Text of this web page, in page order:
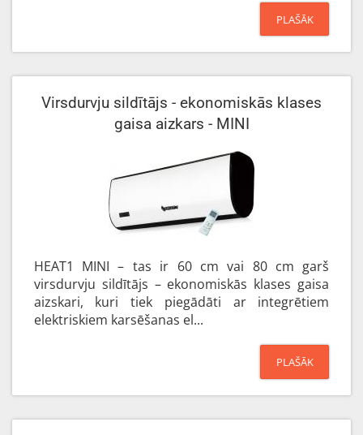
PLAŠĀK
Virsdurvju sildītājs - ekonomiskās klases
gaisa aizkars - MINI
HEAT1 MINI – tas ir 60 cm vai 80 cm garš
virsdurvju sildītājs – ekonomiskās klases gaisa
aizskari, kuri tiek piegādāti ar integrētiem
elektriskiem karsēšanas el...
PLAŠĀK